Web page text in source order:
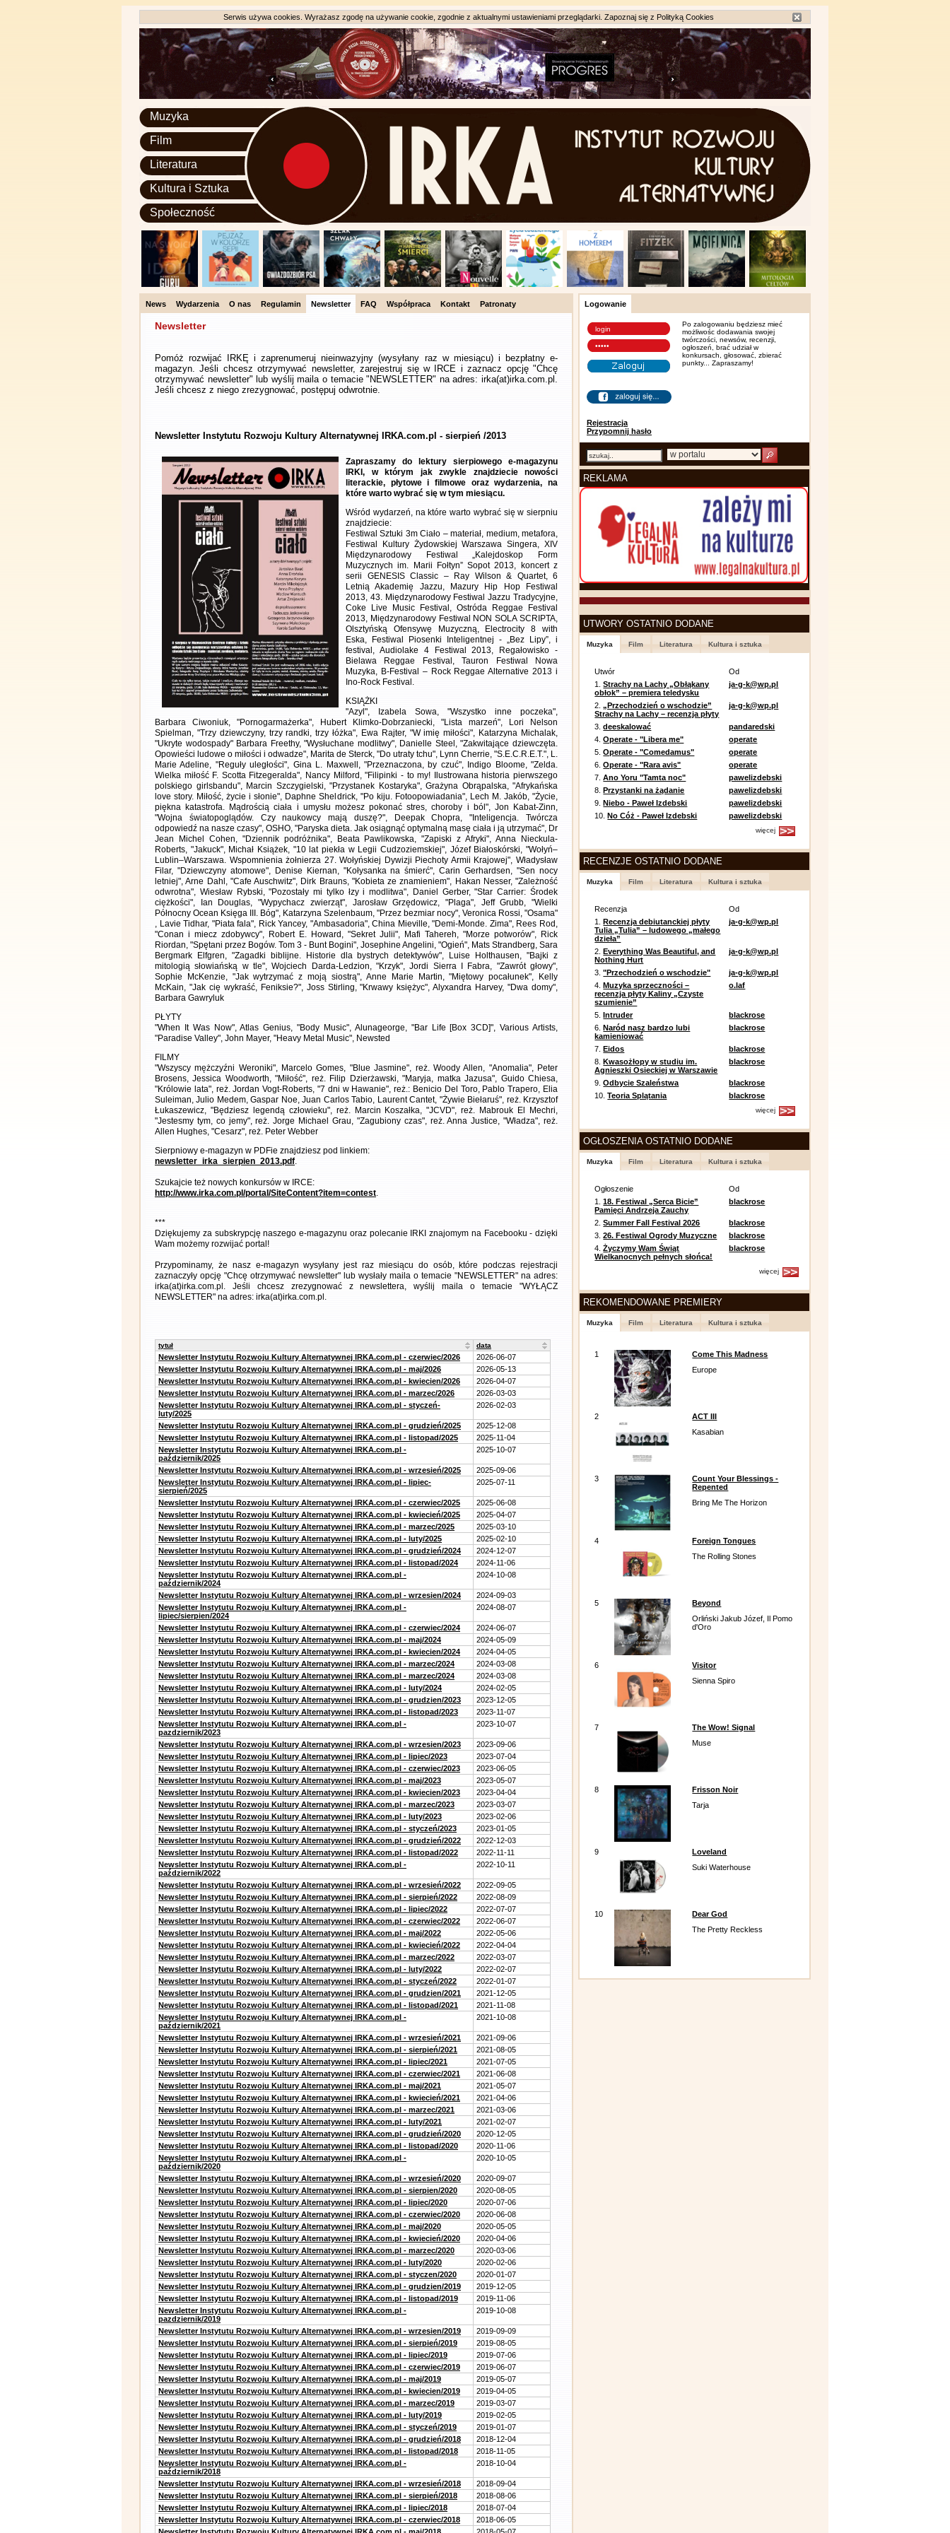
Serwis używa cookies. Wyrażasz zgodę na używanie cookie, zgodnie z aktualnymi ustawieniami przeglądarki. Zapoznaj się z Polityką Cookies
Muzyka
Film
Literatura
Kultura i Sztuka
Społeczność
News Wydarzenia O nas Regulamin Newsletter FAQ Współpraca Kontakt Patronaty
Newsletter
Pomóż rozwijać IRKĘ i zaprenumeruj nieinwazyjny (wysyłany raz w miesiącu) i bezpłatny e-
magazyn. Jeśli chcesz otrzymywać newsletter, zarejestruj się w IRCE i zaznacz opcję "Chcę
otrzymywać newsletter" lub wyślij maila o temacie "NEWSLETTER" na adres: irka(at)irka.com.pl.
Jeśli chcesz z niego zrezygnować, postępuj odwrotnie.
Newsletter Instytutu Rozwoju Kultury Alternatywnej IRKA.com.pl - sierpień /2013
Zapraszamy do lektury sierpiowego e-magazynu
IRKI, w którym jak zwykle znajdziecie nowości
literackie, płytowe i filmowe oraz wydarzenia, na
które warto wybrać się w tym miesiącu.
Wśród wydarzeń, na które warto wybrać się w sierpniu
znajdziecie:
Festiwal Sztuki 3m Ciało – materiał, medium, metafora,
Festiwal Kultury Żydowskiej Warszawa Singera, XIV
Międzynarodowy Festiwal „Kalejdoskop Form
Muzycznych im. Marii Fołtyn” Sopot 2013, koncert z
serii GENESIS Classic – Ray Wilson & Quartet, 6
Letnią Akademię Jazzu, Mazury Hip Hop Festiwal
2013, 43. Międzynarodowy Festiwal Jazzu Tradycyjne,
Coke Live Music Festival, Ostróda Reggae Festival
2013, Międzynarodowy Festiwal NON SOLA SCRIPTA,
Olsztyńską Ofensywę Muzyczną, Electrocity 8 with
Eska, Festiwal Piosenki Inteligentnej - „Bez Lipy”, i
festival, Audiolake 4 Festiwal 2013, Regałowisko -
Bielawa Reggae Festival, Tauron Festiwal Nowa
Muzyka, B-Festival – Rock Reggae Alternative 2013 i
Ino-Rock Festival.
KSIĄŻKI
"Azyl", Izabela Sowa, "Wszystko inne poczeka",
Barbara Ciwoniuk, "Pornogarmażerka", Hubert Klimko-Dobrzaniecki, "Lista marzeń", Lori Nelson
Spielman, "Trzy dziewczyny, trzy randki, trzy łóżka", Ewa Rajter, "W imię miłości", Katarzyna Michalak,
"Ukryte wodospady" Barbara Freethy, "Wysłuchane modlitwy", Danielle Steel, "Zakwitające dziewczęta.
Opowieści ludowe o miłości i odwadze", Marita de Sterck, "Do utraty tchu", Lynn Cherrie, "S.E.C.R.E.T.", L.
Marie Adeline, "Reguły uległości", Gina L. Maxwell, "Przeznaczona, by czuć", Indigo Bloome, "Zelda.
Wielka miłość F. Scotta Fitzegeralda", Nancy Milford, "Filipinki - to my! Ilustrowana historia pierwszego
polskiego girlsbandu", Marcin Szczygielski, "Przystanek Kostaryka", Grażyna Obrąpalska, "Afrykańska
love story. Miłość, życie i słonie", Daphne Sheldrick, "Po kiju. Fotoopowiadania", Lech M. Jakób, "Życie,
piękna katastrofa. Mądrością ciała i umysłu możesz pokonać stres, choroby i ból", Jon Kabat-Zinn,
"Wojna światopoglądów. Czy naukowcy mają duszę?", Deepak Chopra, "Inteligencja. Twórcza
odpowiedź na nasze czasy", OSHO, "Paryska dieta. Jak osiągnąć optymalną masę ciała i ją utrzymać", Dr
Jean Michel Cohen, "Dziennik podróżnika", Beata Pawlikowska, "Zapiski z Afryki", Anna Nieckula-
Roberts, "Jakuck", Michał Książek, "10 lat piekła w Legii Cudzoziemskiej", Józef Białoskórski, "Wołyń–
Lublin–Warszawa. Wspomnienia żołnierza 27. Wołyńskiej Dywizji Piechoty Armii Krajowej", Władysław
Filar, "Dziewczyny atomowe", Denise Kiernan, "Kołysanka na śmierć", Carin Gerhardsen, "Sen nocy
letniej", Arne Dahl, "Cafe Auschwitz", Dirk Brauns, "Kobieta ze znamieniem", Hakan Nesser, "Zależność
odwrotna", Wiesław Rybski, "Pozostały mi tylko łzy i modlitwa", Daniel Gerber, "Star Carrier: Środek
ciężkości", Ian Douglas, "Wypychacz zwierząt", Jarosław Grzędowicz, "Plaga", Jeff Grubb, "Wielki
Północny Ocean Księga III. Bóg", Katarzyna Szelenbaum, "Przez bezmiar nocy", Veronica Rossi, "Osama"
, Lavie Tidhar, "Piata fala", Rick Yancey, "Ambasadoria", China Mieville, "Demi-Monde. Zima", Rees Rod,
"Conan i miecz zdobywcy", Robert E. Howard, "Sekret Julii", Mafi Tahereh, "Morze potworów", Rick
Riordan, "Spętani przez Bogów. Tom 3 - Bunt Bogini", Josephine Angelini, "Ogień", Mats Strandberg, Sara
Bergmark Elfgren, "Zagadki biblijne. Historie dla bystrych detektywów", Luise Holthausen, "Bajki z
mitologią słowiańską w tle", Wojciech Darda-Ledzion, "Krzyk", Jordi Sierra I Fabra, "Zawrót głowy",
Sophie McKenzie, "Jak wytrzymać z moją siostrą", Anne Marie Martin, "Miętowy pocałunek", Kelly
McKain, "Jak cię wykraść, Feniksie?", Joss Stirling, "Krwawy księżyc", Alyxandra Harvey, "Dwa domy",
Barbara Gawryluk
PŁYTY
"When It Was Now", Atlas Genius, "Body Music", Alunageorge, "Bar Life [Box 3CD]", Various Artists,
"Paradise Valley", John Mayer, "Heavy Metal Music", Newsted
FILMY
"Wszyscy mężczyźni Weroniki", Marcelo Gomes, "Blue Jasmine", reż. Woody Allen, "Anomalia", Peter
Brosens, Jessica Woodworth, "Miłość", reż. Filip Dzierżawski, "Maryja, matka Jazusa", Guido Chiesa,
"Królowie lata", reż. Jordan Vogt-Roberts, "7 dni w Hawanie", reż.: Benicio Del Toro, Pablo Trapero, Elia
Suleiman, Julio Medem, Gaspar Noe, Juan Carlos Tabio, Laurent Cantet, "Żywie Biełaruś", reż. Krzysztof
Łukaszewicz, "Będziesz legendą człowieku", reż. Marcin Koszałka, "JCVD", reż. Mabrouk El Mechri,
"Jestesmy tym, co jemy", reż. Jorge Michael Grau, "Zagubiony czas", reż. Anna Justice, "Władza", reż.
Allen Hughes, "Cesarz", reż. Peter Webber
Sierpniowy e-magazyn w PDFie znajdziesz pod linkiem:
newsletter_irka_sierpien_2013.pdf.
Szukajcie też nowych konkursów w IRCE:
http://www.irka.com.pl/portal/SiteContent?item=contest.
***
Dziękujemy za subskrypcję naszego e-magazynu oraz polecanie IRKI znajomym na Facebooku - dzięki
Wam możemy rozwijać portal!
Przypominamy, że nasz e-magazyn wysyłany jest raz miesiącu do osób, które podczas rejestracji
zaznaczyły opcję "Chcę otrzymywać newsletter" lub wysłały maila o temacie "NEWSLETTER" na adres:
irka(at)irka.com.pl. Jeśli chcesz zrezygnować z newslettera, wyślij maila o temacie "WYŁĄCZ
NEWSLETTER" na adres: irka(at)irka.com.pl.
tytuł data
Newsletter Instytutu Rozwoju Kultury Alternatywnej IRKA.com.pl - czerwiec/2026
2026-06-07
Newsletter Instytutu Rozwoju Kultury Alternatywnej IRKA.com.pl - maj/2026
2026-05-13
Newsletter Instytutu Rozwoju Kultury Alternatywnej IRKA.com.pl - kwiecien/2026
2026-04-07
Newsletter Instytutu Rozwoju Kultury Alternatywnej IRKA.com.pl - marzec/2026
2026-03-03
Newsletter Instytutu Rozwoju Kultury Alternatywnej IRKA.com.pl - styczeń-
luty/2025
2026-02-03
Newsletter Instytutu Rozwoju Kultury Alternatywnej IRKA.com.pl - grudzień/2025
2025-12-08
Newsletter Instytutu Rozwoju Kultury Alternatywnej IRKA.com.pl - listopad/2025
2025-11-04
Newsletter Instytutu Rozwoju Kultury Alternatywnej IRKA.com.pl -
październik/2025
2025-10-07
Newsletter Instytutu Rozwoju Kultury Alternatywnej IRKA.com.pl - wrzesień/2025
2025-09-06
Newsletter Instytutu Rozwoju Kultury Alternatywnej IRKA.com.pl - lipiec-
sierpień/2025
2025-07-11
Newsletter Instytutu Rozwoju Kultury Alternatywnej IRKA.com.pl - czerwiec/2025
2025-06-08
Newsletter Instytutu Rozwoju Kultury Alternatywnej IRKA.com.pl - kwiecień/2025
2025-04-07
Newsletter Instytutu Rozwoju Kultury Alternatywnej IRKA.com.pl - marzec/2025
2025-03-10
Newsletter Instytutu Rozwoju Kultury Alternatywnej IRKA.com.pl - luty/2025
2025-02-10
Newsletter Instytutu Rozwoju Kultury Alternatywnej IRKA.com.pl - grudzień/2024
2024-12-07
Newsletter Instytutu Rozwoju Kultury Alternatywnej IRKA.com.pl - listopad/2024
2024-11-06
Newsletter Instytutu Rozwoju Kultury Alternatywnej IRKA.com.pl -
październik/2024
2024-10-08
Newsletter Instytutu Rozwoju Kultury Alternatywnej IRKA.com.pl - wrzesien/2024
2024-09-03
Newsletter Instytutu Rozwoju Kultury Alternatywnej IRKA.com.pl -
lipiec/sierpien/2024
2024-08-07
Newsletter Instytutu Rozwoju Kultury Alternatywnej IRKA.com.pl - czerwiec/2024
2024-06-07
Newsletter Instytutu Rozwoju Kultury Alternatywnej IRKA.com.pl - maj/2024
2024-05-09
Newsletter Instytutu Rozwoju Kultury Alternatywnej IRKA.com.pl - kwiecien/2024
2024-04-05
Newsletter Instytutu Rozwoju Kultury Alternatywnej IRKA.com.pl - marzec/2024
2024-03-08
Newsletter Instytutu Rozwoju Kultury Alternatywnej IRKA.com.pl - marzec/2024
2024-03-08
Newsletter Instytutu Rozwoju Kultury Alternatywnej IRKA.com.pl - luty/2024
2024-02-05
Newsletter Instytutu Rozwoju Kultury Alternatywnej IRKA.com.pl - grudzien/2023
2023-12-05
Newsletter Instytutu Rozwoju Kultury Alternatywnej IRKA.com.pl - listopad/2023
2023-11-07
Newsletter Instytutu Rozwoju Kultury Alternatywnej IRKA.com.pl -
pazdziernik/2023
2023-10-07
Newsletter Instytutu Rozwoju Kultury Alternatywnej IRKA.com.pl - wrzesien/2023
2023-09-06
Newsletter Instytutu Rozwoju Kultury Alternatywnej IRKA.com.pl - lipiec/2023
2023-07-04
Newsletter Instytutu Rozwoju Kultury Alternatywnej IRKA.com.pl - czerwiec/2023
2023-06-05
Newsletter Instytutu Rozwoju Kultury Alternatywnej IRKA.com.pl - maj/2023
2023-05-07
Newsletter Instytutu Rozwoju Kultury Alternatywnej IRKA.com.pl - kwiecien/2023
2023-04-04
Newsletter Instytutu Rozwoju Kultury Alternatywnej IRKA.com.pl - marzec/2023
2023-03-07
Newsletter Instytutu Rozwoju Kultury Alternatywnej IRKA.com.pl - luty/2023
2023-02-06
Newsletter Instytutu Rozwoju Kultury Alternatywnej IRKA.com.pl - styczeń/2023
2023-01-05
Newsletter Instytutu Rozwoju Kultury Alternatywnej IRKA.com.pl - grudzień/2022
2022-12-03
Newsletter Instytutu Rozwoju Kultury Alternatywnej IRKA.com.pl - listopad/2022
2022-11-11
Newsletter Instytutu Rozwoju Kultury Alternatywnej IRKA.com.pl -
październik/2022
2022-10-11
Newsletter Instytutu Rozwoju Kultury Alternatywnej IRKA.com.pl - wrzesień/2022
2022-09-05
Newsletter Instytutu Rozwoju Kultury Alternatywnej IRKA.com.pl - sierpień/2022
2022-08-09
Newsletter Instytutu Rozwoju Kultury Alternatywnej IRKA.com.pl - lipiec/2022
2022-07-07
Newsletter Instytutu Rozwoju Kultury Alternatywnej IRKA.com.pl - czerwiec/2022
2022-06-07
Newsletter Instytutu Rozwoju Kultury Alternatywnej IRKA.com.pl - maj/2022
2022-05-06
Newsletter Instytutu Rozwoju Kultury Alternatywnej IRKA.com.pl - kwiecień/2022
2022-04-04
Newsletter Instytutu Rozwoju Kultury Alternatywnej IRKA.com.pl - marzec/2022
2022-03-07
Newsletter Instytutu Rozwoju Kultury Alternatywnej IRKA.com.pl - luty/2022
2022-02-07
Newsletter Instytutu Rozwoju Kultury Alternatywnej IRKA.com.pl - styczeń/2022
2022-01-07
Newsletter Instytutu Rozwoju Kultury Alternatywnej IRKA.com.pl - grudzien/2021
2021-12-05
Newsletter Instytutu Rozwoju Kultury Alternatywnej IRKA.com.pl - listopad/2021
2021-11-08
Newsletter Instytutu Rozwoju Kultury Alternatywnej IRKA.com.pl -
październik/2021
2021-10-08
Newsletter Instytutu Rozwoju Kultury Alternatywnej IRKA.com.pl - wrzesień/2021
2021-09-06
Newsletter Instytutu Rozwoju Kultury Alternatywnej IRKA.com.pl - sierpień/2021
2021-08-05
Newsletter Instytutu Rozwoju Kultury Alternatywnej IRKA.com.pl - lipiec/2021
2021-07-05
Newsletter Instytutu Rozwoju Kultury Alternatywnej IRKA.com.pl - czerwiec/2021
2021-06-08
Newsletter Instytutu Rozwoju Kultury Alternatywnej IRKA.com.pl - maj/2021
2021-05-07
Newsletter Instytutu Rozwoju Kultury Alternatywnej IRKA.com.pl - kwiecień/2021
2021-04-06
Newsletter Instytutu Rozwoju Kultury Alternatywnej IRKA.com.pl - marzec/2021
2021-03-06
Newsletter Instytutu Rozwoju Kultury Alternatywnej IRKA.com.pl - luty/2021
2021-02-07
Newsletter Instytutu Rozwoju Kultury Alternatywnej IRKA.com.pl - grudzień/2020
2020-12-05
Newsletter Instytutu Rozwoju Kultury Alternatywnej IRKA.com.pl - listopad/2020
2020-11-06
Newsletter Instytutu Rozwoju Kultury Alternatywnej IRKA.com.pl -
październik/2020
2020-10-05
Newsletter Instytutu Rozwoju Kultury Alternatywnej IRKA.com.pl - wrzesień/2020
2020-09-07
Newsletter Instytutu Rozwoju Kultury Alternatywnej IRKA.com.pl - sierpien/2020
2020-08-05
Newsletter Instytutu Rozwoju Kultury Alternatywnej IRKA.com.pl - lipiec/2020
2020-07-06
Newsletter Instytutu Rozwoju Kultury Alternatywnej IRKA.com.pl - czerwiec/2020
2020-06-08
Newsletter Instytutu Rozwoju Kultury Alternatywnej IRKA.com.pl - maj/2020
2020-05-05
Newsletter Instytutu Rozwoju Kultury Alternatywnej IRKA.com.pl - kwiecień/2020
2020-04-06
Newsletter Instytutu Rozwoju Kultury Alternatywnej IRKA.com.pl - marzec/2020
2020-03-06
Newsletter Instytutu Rozwoju Kultury Alternatywnej IRKA.com.pl - luty/2020
2020-02-06
Newsletter Instytutu Rozwoju Kultury Alternatywnej IRKA.com.pl - styczen/2020
2020-01-07
Newsletter Instytutu Rozwoju Kultury Alternatywnej IRKA.com.pl - grudzien/2019
2019-12-05
Newsletter Instytutu Rozwoju Kultury Alternatywnej IRKA.com.pl - listopad/2019
2019-11-06
Newsletter Instytutu Rozwoju Kultury Alternatywnej IRKA.com.pl -
pazdziernik/2019
2019-10-08
Newsletter Instytutu Rozwoju Kultury Alternatywnej IRKA.com.pl - wrzesien/2019
2019-09-09
Newsletter Instytutu Rozwoju Kultury Alternatywnej IRKA.com.pl - sierpień/2019
2019-08-05
Newsletter Instytutu Rozwoju Kultury Alternatywnej IRKA.com.pl - lipiec/2019
2019-07-06
Newsletter Instytutu Rozwoju Kultury Alternatywnej IRKA.com.pl - czerwiec/2019
2019-06-07
Newsletter Instytutu Rozwoju Kultury Alternatywnej IRKA.com.pl - maj/2019
2019-05-07
Newsletter Instytutu Rozwoju Kultury Alternatywnej IRKA.com.pl - kwiecien/2019
2019-04-05
Newsletter Instytutu Rozwoju Kultury Alternatywnej IRKA.com.pl - marzec/2019
2019-03-07
Newsletter Instytutu Rozwoju Kultury Alternatywnej IRKA.com.pl - luty/2019
2019-02-05
Newsletter Instytutu Rozwoju Kultury Alternatywnej IRKA.com.pl - styczeń/2019
2019-01-07
Newsletter Instytutu Rozwoju Kultury Alternatywnej IRKA.com.pl - grudzień/2018
2018-12-04
Newsletter Instytutu Rozwoju Kultury Alternatywnej IRKA.com.pl - listopad/2018
2018-11-05
Newsletter Instytutu Rozwoju Kultury Alternatywnej IRKA.com.pl -
październik/2018
2018-10-04
Newsletter Instytutu Rozwoju Kultury Alternatywnej IRKA.com.pl - wrzesień/2018
2018-09-04
Newsletter Instytutu Rozwoju Kultury Alternatywnej IRKA.com.pl - sierpień/2018
2018-08-06
Newsletter Instytutu Rozwoju Kultury Alternatywnej IRKA.com.pl - lipiec/2018
2018-07-04
Newsletter Instytutu Rozwoju Kultury Alternatywnej IRKA.com.pl - czerwiec/2018
2018-06-05
Logowanie
Rejestracja
Przypomnij hasło
Po zalogowaniu będziesz mieć
możliwośc dodawania swojej
twórczości, newsów, recenzji,
ogłoszeń, brać udział w
konkursach, głosować, zbierać
punkty... Zapraszamy!
REKLAMA
UTWORY OSTATNIO DODANE
Muzyka Film Literatura Kultura i sztuka
Utwór
Od
1.Strachy na Lachy „Obłąkany
obłok” – premiera teledysku
ja-g-k@wp.pl
2.„Przechodzień o wschodzie”
Strachy na Lachy – recenzja płyty
ja-g-k@wp.pl
3.deeskalować
pandaredski
4.Operate - "Libera me"
operate
5.Operate - "Comedamus"
operate
6.Operate - "Rara avis"
operate
7.Ano Yoru "Tamta noc"
pawelizdebski
8.Przystanki na żądanie
pawelizdebski
9.Niebo - Paweł Izdebski
pawelizdebski
10.No Cóż - Paweł Izdebski pawelizdebski
więcej
RECENZJE OSTATNIO DODANE
Muzyka Film Literatura Kultura i sztuka
Recenzja
Od
1.Recenzja debiutanckiej płyty
Tulia „Tulia” – ludowego „małego
dzieła”
ja-g-k@wp.pl
2.Everything Was Beautiful, and
Nothing Hurt
ja-g-k@wp.pl
3."Przechodzień o wschodzie"
ja-g-k@wp.pl
4.Muzyka sprzeczności –
recenzja płyty Kaliny „Czyste
szumienie”
o.laf
5.Intruder
blackrose
6.Naród nasz bardzo lubi
kamieniować
blackrose
7.Eidos
blackrose
8.Kwasożłopy w studiu im.
Agnieszki Osieckiej w Warszawie
blackrose
9.Odbycie Szaleństwa
blackrose
10.Teoria Splątania blackrose
więcej
OGŁOSZENIA OSTATNIO DODANE
Muzyka Film Literatura Kultura i sztuka
Ogłoszenie
Od
1.18. Festiwal „Serca Bicie”
Pamięci Andrzeja Zauchy
blackrose
2.Summer Fall Festival 2026
blackrose
3.26. Festiwal Ogrody Muzyczne
blackrose
4.Życzymy Wam Świąt
Wielkanocnych pełnych słońca!
blackrose
więcej
REKOMENDOWANE PREMIERY
Muzyka Film Literatura Kultura i sztuka
1
Come This Madness
Europe
2
ACT III
Kasabian
3
Count Your Blessings -
Repented
Bring Me The Horizon
4
Foreign Tongues
The Rolling Stones
5
Beyond
Orliński Jakub Józef, Il Pomo
d'Oro
6
Visitor
Sienna Spiro
7
The Wow! Signal
Muse
8
Frisson Noir
Tarja
9
Loveland
Suki Waterhouse
10
Dear God
The Pretty Reckless